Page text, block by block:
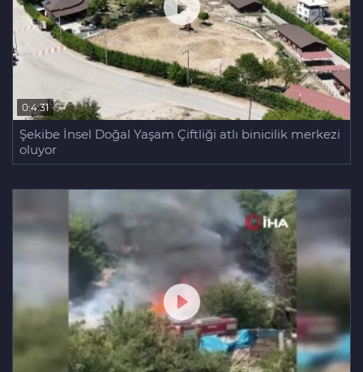
0:4:31
Şekibe İnsel Doğal Yaşam Çiftliği atlı binicilik merkezi
oluyor